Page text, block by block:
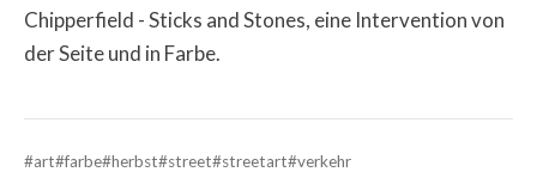
Chipperfield - Sticks and Stones, eine Intervention von
der Seite und in Farbe.
#art#farbe#herbst#street#streetart#verkehr